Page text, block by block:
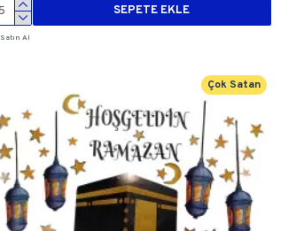
SEPETE EKLE
Satın Al
Çok Satan